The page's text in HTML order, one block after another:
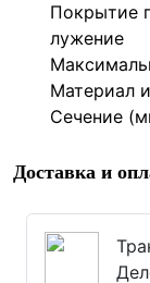
Покрытие
лужение
Материал
Сечение
Доставка и